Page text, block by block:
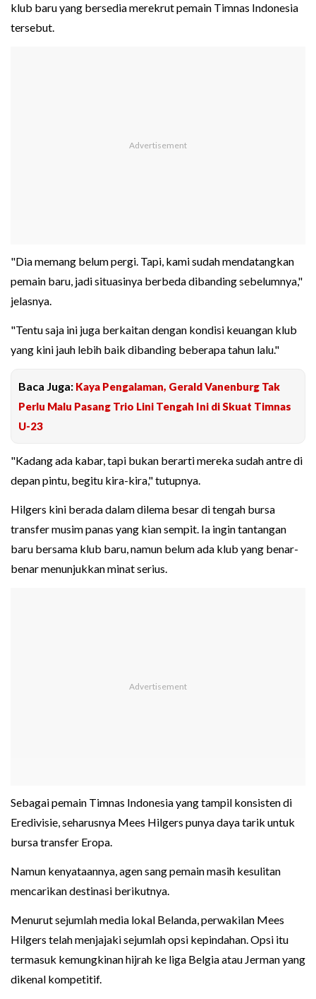
klub baru yang bersedia merekrut pemain Timnas Indonesia
tersebut.
"Dia memang belum pergi. Tapi, kami sudah mendatangkan
pemain baru, jadi situasinya berbeda dibanding sebelumnya,"
jelasnya.
"Tentu saja ini juga berkaitan dengan kondisi keuangan klub
yang kini jauh lebih baik dibanding beberapa tahun lalu."
Baca Juga: Kaya Pengalaman, Gerald Vanenburg Tak
Perlu Malu Pasang Trio Lini Tengah Ini di Skuat Timnas
U-23
"Kadang ada kabar, tapi bukan berarti mereka sudah antre di
depan pintu, begitu kira-kira," tutupnya.
Hilgers kini berada dalam dilema besar di tengah bursa
transfer musim panas yang kian sempit. Ia ingin tantangan
baru bersama klub baru, namun belum ada klub yang benar-
benar menunjukkan minat serius.
Sebagai pemain Timnas Indonesia yang tampil konsisten di
Eredivisie, seharusnya Mees Hilgers punya daya tarik untuk
bursa transfer Eropa.
Namun kenyataannya, agen sang pemain masih kesulitan
mencarikan destinasi berikutnya.
Menurut sejumlah media lokal Belanda, perwakilan Mees
Hilgers telah menjajaki sejumlah opsi kepindahan. Opsi itu
termasuk kemungkinan hijrah ke liga Belgia atau Jerman yang
dikenal kompetitif.